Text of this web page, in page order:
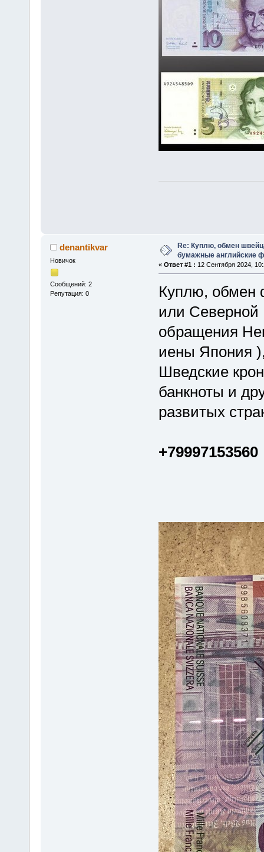
denantikvar
Новичок
Сообщений: 2
Репутация: 0
Re: Куплю, обмен
бумажные английские
« Ответ #1 : 12 Сентября 2024,
Куплю, обмен
или
обращения
иены Япония
Шведские
банкноты и
развитых